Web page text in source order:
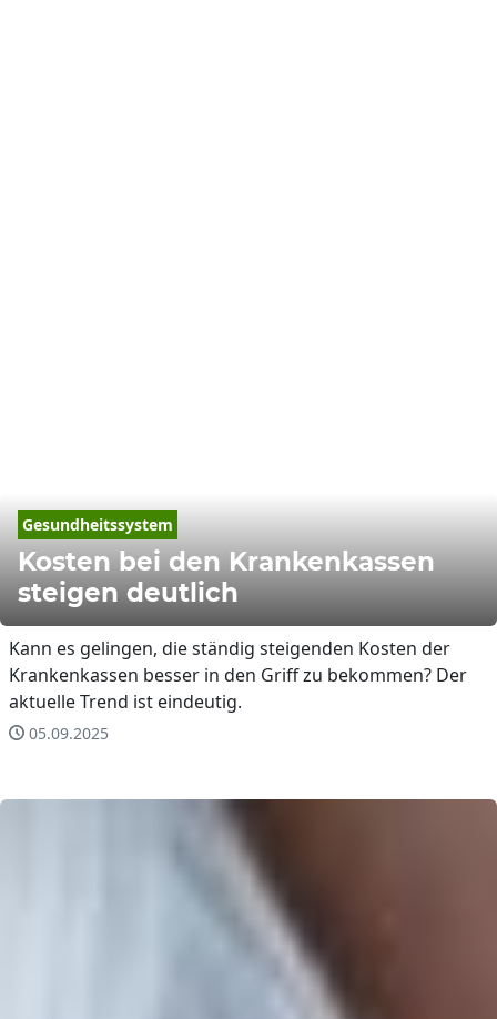
Gesundheitssystem
Kosten bei den Krankenkassen
steigen deutlich
Kann es gelingen, die ständig steigenden Kosten der
Krankenkassen besser in den Griff zu bekommen? Der
aktuelle Trend ist eindeutig.
05.09.2025